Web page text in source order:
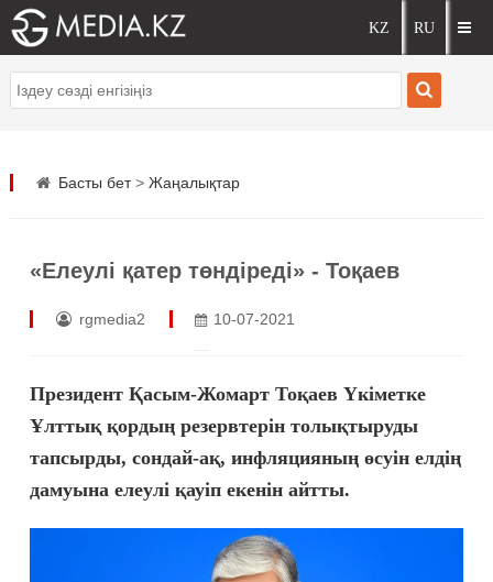
Басты бет> Жаңалықтар
«Елеулі қатер төндіреді» - Тоқаев
rgmedia2 10-07-2021
Президент Қасым-Жомарт Тоқаев Үкіметке
Ұлттық қордың резервтерін толықтыруды
тапсырды, сондай-ақ, инфляцияның өсуін елдің
дамуына елеулі қауіп екенін айтты.